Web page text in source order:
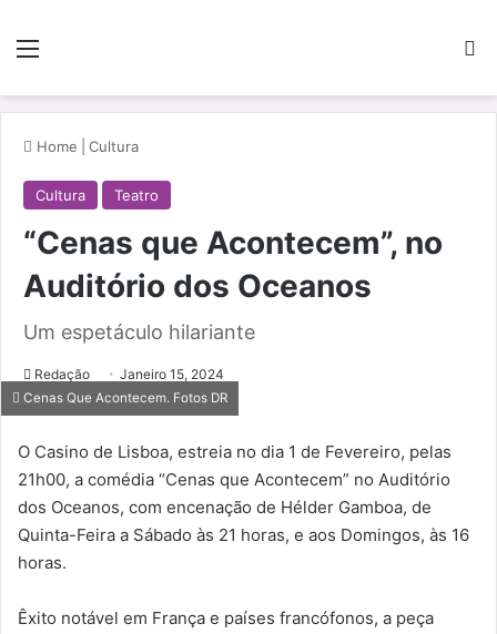
Menu
Home Cultura
Cultura Teatro
“Cenas que Acontecem”, no
Auditório dos Oceanos
Um espetáculo hilariante
Redação Janeiro 15, 2024
Cenas Que Acontecem. Fotos DR
O Casino de Lisboa, estreia no dia 1 de Fevereiro, pelas
21h00, a comédia “Cenas que Acontecem” no Auditório
dos Oceanos, com encenação de Hélder Gamboa, de
Quinta-Feira a Sábado às 21 horas, e aos Domingos, às 16
horas.
Êxito notável em França e países francófonos, a peça